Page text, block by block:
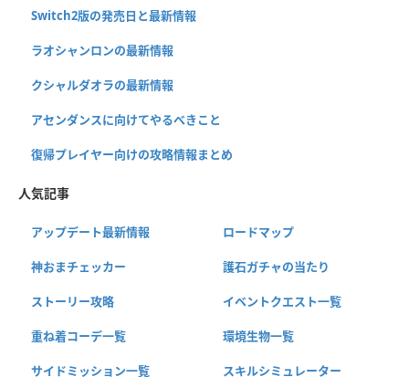
Switch2版の発売日と最新情報
ラオシャンロンの最新情報
クシャルダオラの最新情報
アセンダンスに向けてやるべきこと
復帰プレイヤー向けの攻略情報まとめ
人気記事
アップデート最新情報 ロードマップ
神おまチェッカー 護石ガチャの当たり
ストーリー攻略 イベントクエスト一覧
重ね着コーデ一覧 環境生物一覧
サイドミッション一覧 スキルシミュレーター